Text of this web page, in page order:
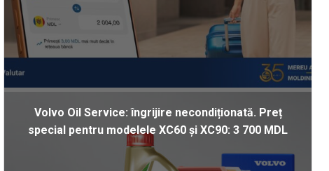
Volvo Oil Service: îngrijire necondiționată. Preț
special pentru modelele XC60 și XC90: 3 700 MDL